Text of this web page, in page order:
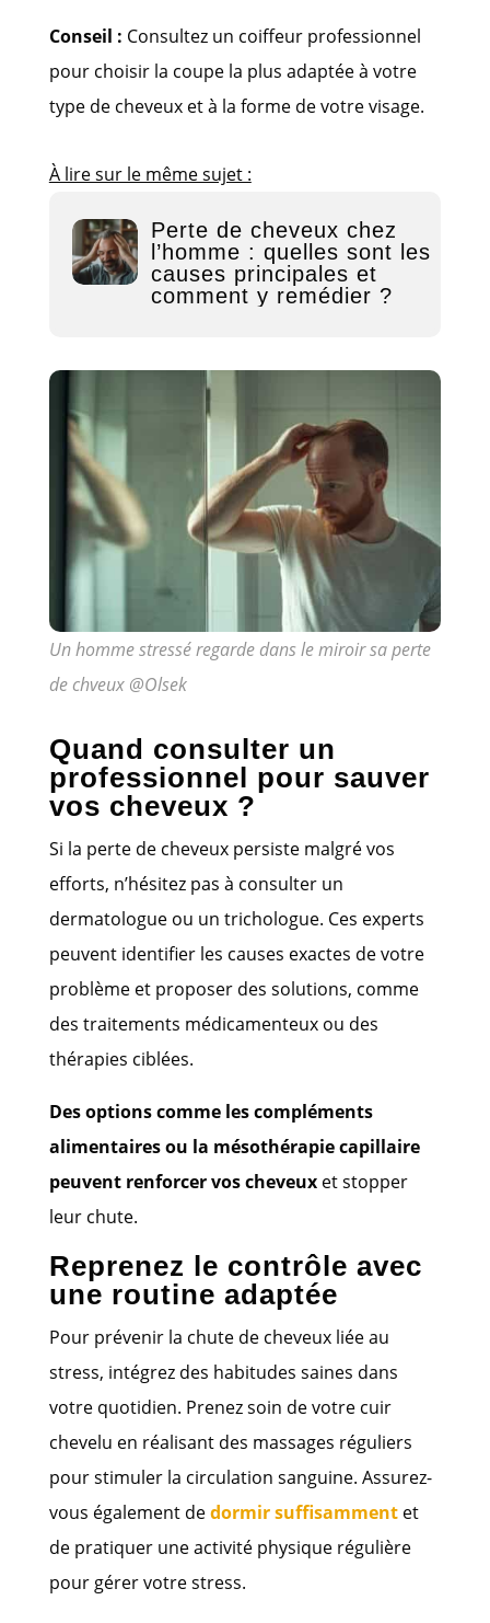
Conseil : Consultez un coiffeur professionnel
pour choisir la coupe la plus adaptée à votre
type de cheveux et à la forme de votre visage.
À lire sur le même sujet :
Perte de cheveux chez
l’homme : quelles sont les
causes principales et
comment y remédier ?
Un homme stressé regarde dans le miroir sa perte
de chveux @Olsek
Quand consulter un
professionnel pour sauver
vos cheveux ?
Si la perte de cheveux persiste malgré vos
efforts, n’hésitez pas à consulter un
dermatologue ou un trichologue. Ces experts
peuvent identifier les causes exactes de votre
problème et proposer des solutions, comme
des traitements médicamenteux ou des
thérapies ciblées.
Des options comme les compléments
alimentaires ou la mésothérapie capillaire
peuvent renforcer vos cheveuxet stopper
leur chute.
Reprenez le contrôle avec
une routine adaptée
Pour prévenir la chute de cheveux liée au
stress, intégrez des habitudes saines dans
votre quotidien. Prenez soin de votre cuir
chevelu en réalisant des massages réguliers
pour stimuler la circulation sanguine. Assurez-
vous également dedormir suffisammentet
de pratiquer une activité physique régulière
pour gérer votre stress.